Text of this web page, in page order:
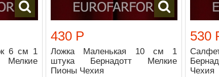
6 см 1
430 Р
Ложка Маленькая 10 см 1
штука Бернадотт Мелкие
Пионы Чехия
530
Чехия